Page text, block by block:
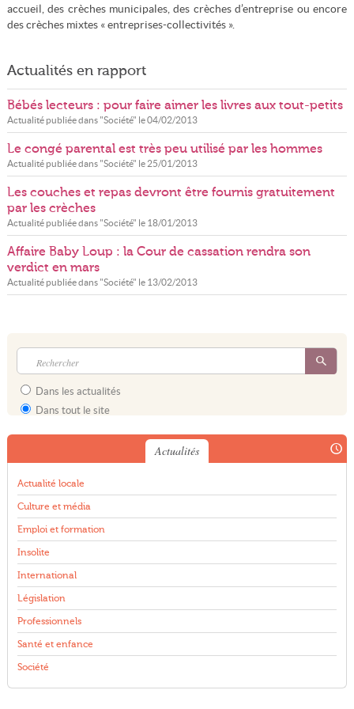
accueil, des crèches municipales, des crèches d’entreprise ou encore
des crèches mixtes « entreprises-collectivités ».
Actualités en rapport
Bébés lecteurs : pour faire aimer les livres aux tout-petits
Actualité publiée dans "Société" le04/02/2013
Le congé parental est très peu utilisé par les hommes
Actualité publiée dans "Société" le 25/01/2013
Les couches et repas devront être fournis gratuitement
par les crèches
Actualité publiée dans "Société" le 18/01/2013
Affaire Baby Loup : la Cour de cassation rendra son
verdict en mars
Actualité publiée dans "Société" le 13/02/2013
Dans les actualités
Dans tout le site
Actualités
Actualité locale
Culture et média
Emploi et formation
Insolite
International
Législation
Professionnels
Santé et enfance
Société